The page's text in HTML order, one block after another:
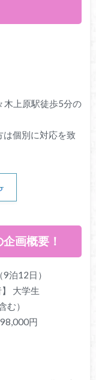
上原駅徒歩5分の
は個別に対応を致
画概要！
泊12日）
大学生
む）
円